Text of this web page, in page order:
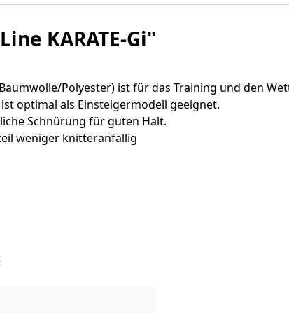
KARATE-Gi"
Polyester) ist für das Training und den
optimal als Einsteigermodell geeignet.
Schnürung für guten Halt.
weniger knitteranfällig